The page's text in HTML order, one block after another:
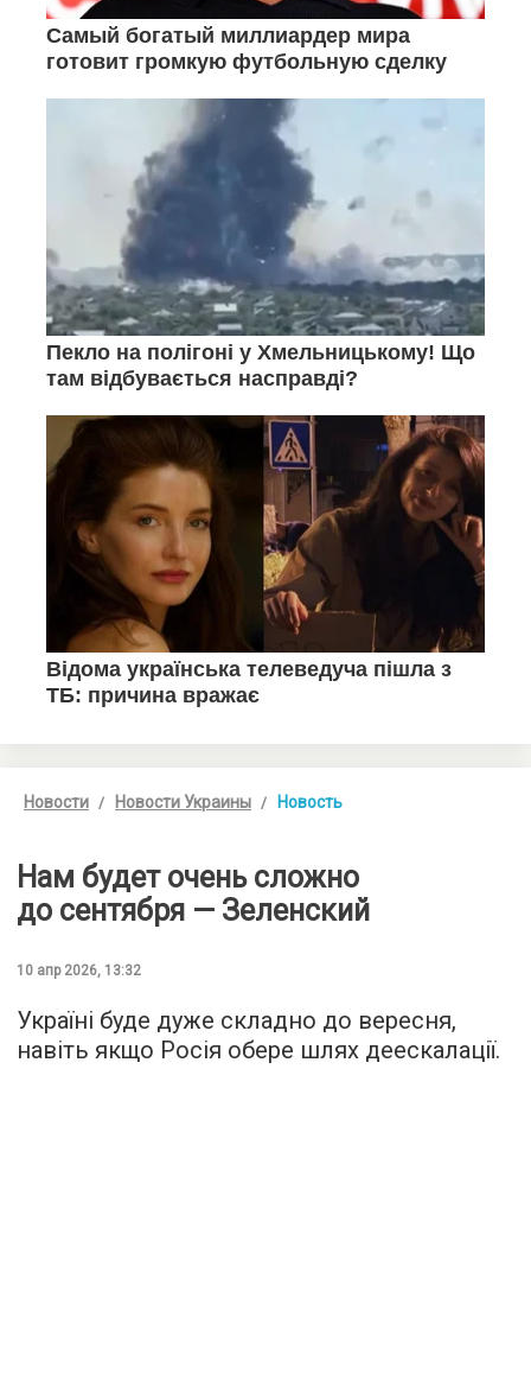
Новости Новости Украины Новость
Нам будет очень сложно
до сентября — Зеленский
10 апр 2026, 13:32
Україні буде дуже складно до вересня,
навіть якщо Росія обере шлях деескалації.